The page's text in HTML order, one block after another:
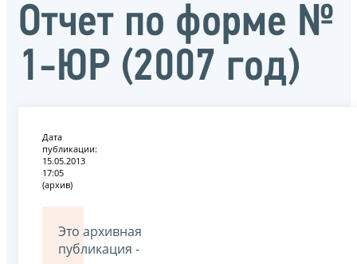
Отчет по форме №
1-ЮР (2007 год)
Дата
публикации:
15.05.2013
17:05
(архив)
Это архивная
публикация -